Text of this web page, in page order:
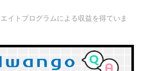
イトプログラムによる収益を得ていま